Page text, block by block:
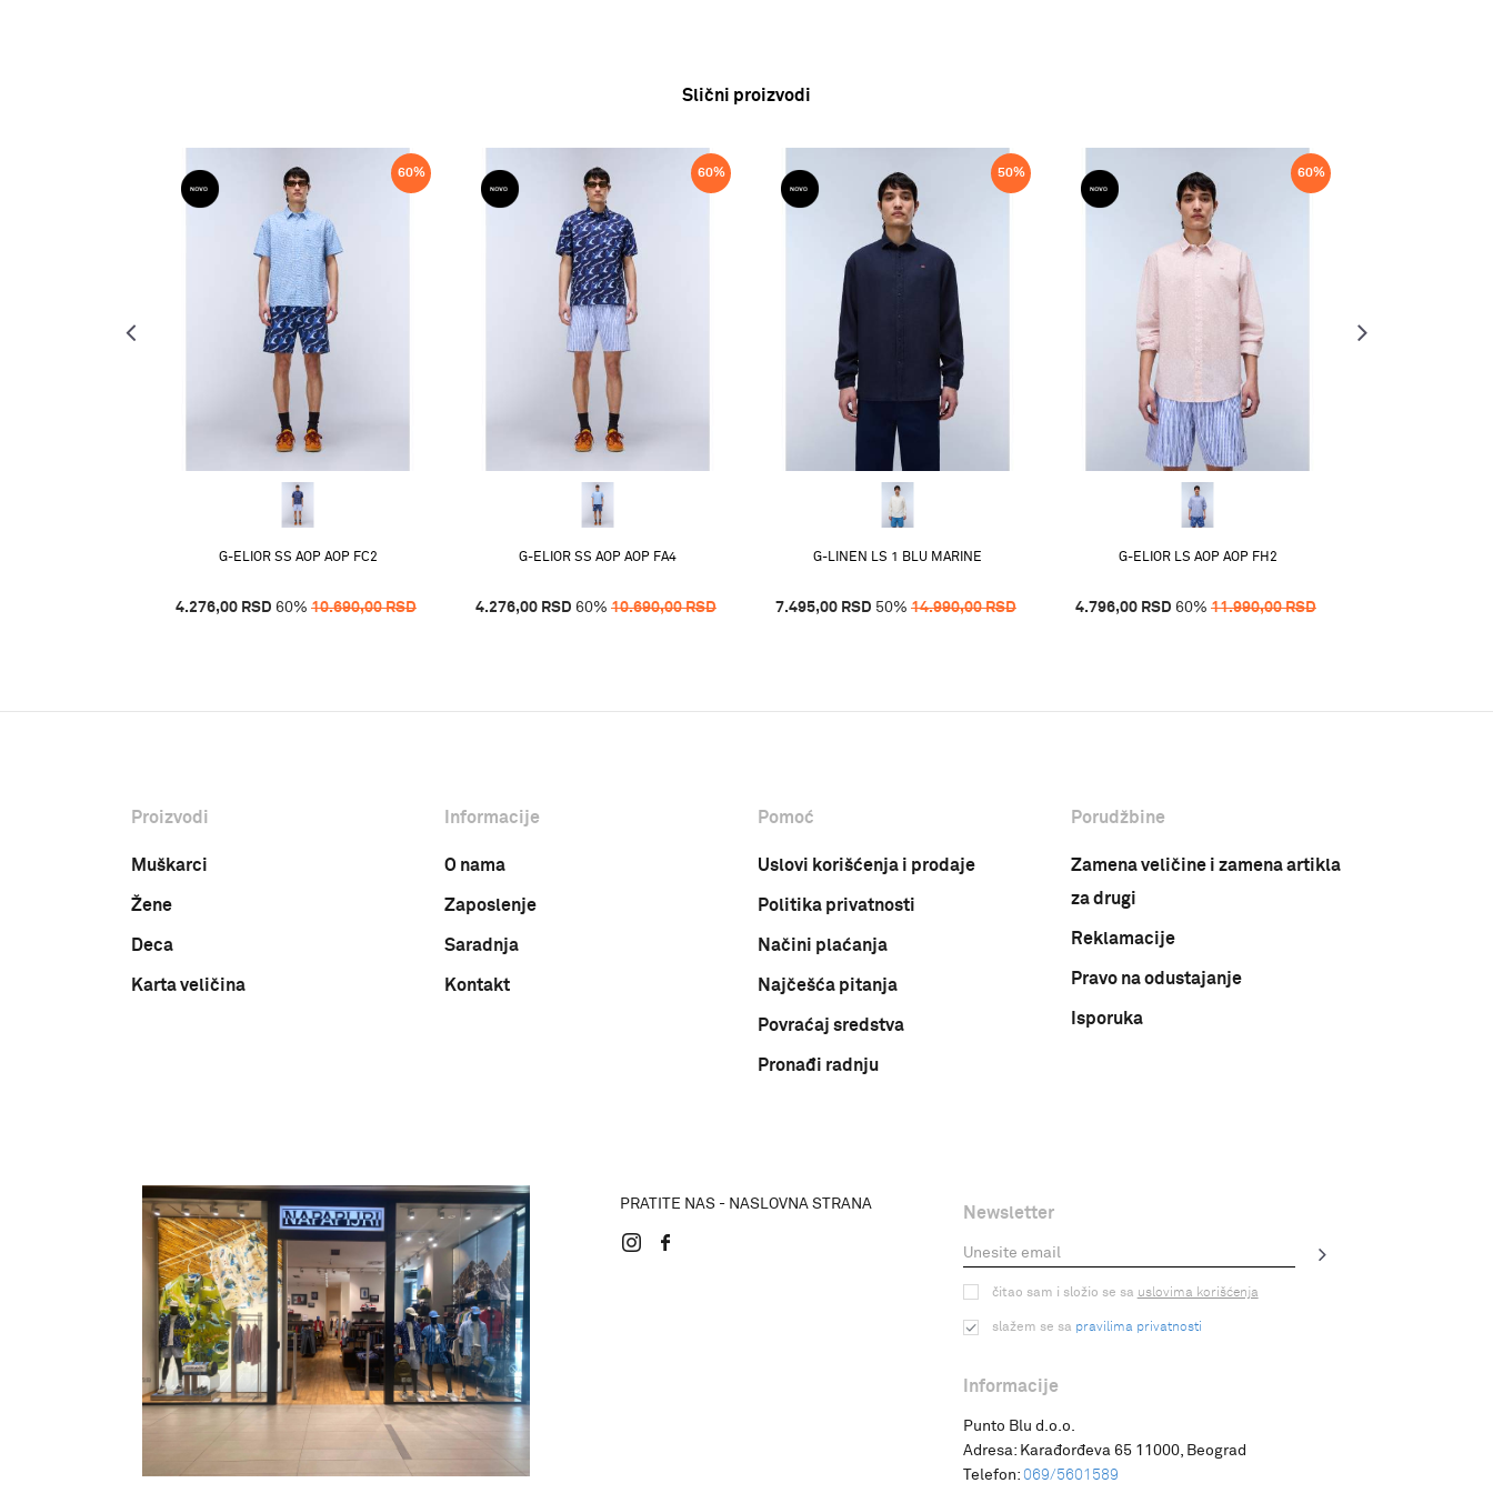
Slični proizvodi
60%
G-ELIOR SS AOP AOP FC2
4.276,00 RSD 60% 10.690,00RSD
60%
G-ELIOR SS AOP AOP FA4
4.276,00 RSD 60% 10.690,00RSD
50%
G-LINEN LS 1 BLU MARINE
7.495,00 RSD 50% 14.990,00RSD
60%
G-ELIOR LS AOP AOP FH2
4.796,00 RSD 60% 11.990,00RSD
Proizvodi
Muškarci
Žene
Deca
Karta veličina
Informacije
O nama
Zaposlenje
Saradnja
Kontakt
Pomoć
Uslovi korišćenja i prodaje
Politika privatnosti
Načini plaćanja
Najčešća pitanja
Povraćaj sredstva
Pronađi radnju
Porudžbine
Zamena veličine i zamena artikla
za drugi
Reklamacije
Pravo na odustajanje
Isporuka
PRATITE NAS - NASLOVNA STRANA Newsletter
čitao sam i složio se sa uslovima korišćenja
slažem se sa pravilima privatnosti
Informacije
Punto Blu d.o.o.
Adresa: Karađorđeva 65 11000, Beograd
Telefon: 069/5601589